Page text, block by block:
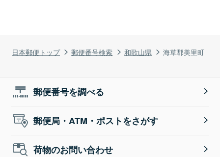
日本郵便トップ 郵便番号検索 和歌山県 海草郡美里町
郵便番号を調べる
郵便局・ATM・ポストをさがす
荷物のお問い合わせ